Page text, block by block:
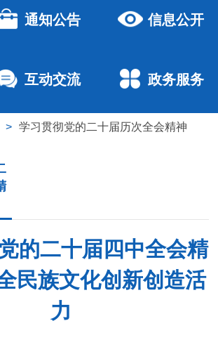
通知公告 信息公开
互动交流 政务服务
> 学习贯彻党的二十届历次全会精神
的二十届四中全会精
民族文化创新创造活
力